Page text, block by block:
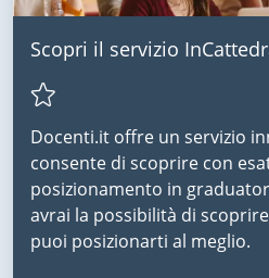
Scopri il servizio
Docenti.it offre un servizio
consente di scoprire con
posizionamento in
avrai la possibilità di
puoi posizionarti al meglio.